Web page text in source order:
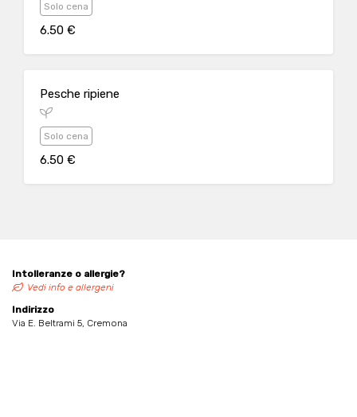
Solo cena
6.50 €
Pesche ripiene
Solo cena
6.50 €
Intolleranze o allergie?
Vedi info e allergeni
Indirizzo
Via E. Beltrami 5, Cremona